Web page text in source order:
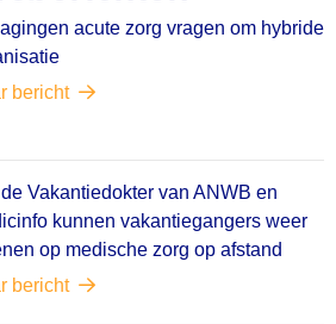
acute zorg vragen om hybride
bericht
de Vakantiedokter van ANWB en
kunnen vakantiegangers weer
op medische zorg op afstand
bericht